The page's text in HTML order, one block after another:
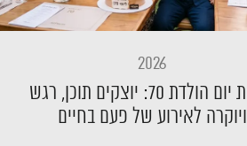
2026
הפקת יום הולדת 70: יוצקים תוכן, רגש
ויוקרה לאירוע של פעם בחיים